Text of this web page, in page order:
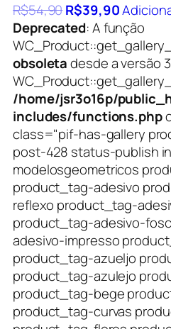
R$54,90R$39,90
Deprecated: A função
obsoletadesde a versão
/home/jsr3o16p/
includes/functions.php
class="pif-has-gallery
post-428 status-publish
modelosgeometricos
product_tag-adesivo
reflexo product_tag-
product_tag-adesivo-
adesivo-impresso
product_tag-azueljo
product_tag-azulejo
product_tag-bege
product_tag-curvas